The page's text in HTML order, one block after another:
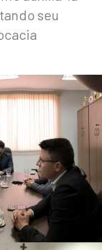
seu